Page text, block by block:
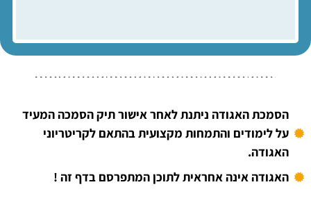
הסמכת האגודה ניתנת לאחר אישור תיק הסמכה המעיד
על לימודים והתמחות מקצועית בהתאם לקריטריוני
האגודה.
האגודה אינה אחראית לתוכן המתפרסם בדף זה !